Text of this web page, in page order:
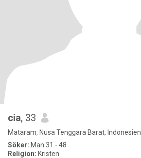
cia, 33
Mataram, Nusa Tenggara Barat, Indonesien
Söker: Man 31 - 48
Religion: Kristen